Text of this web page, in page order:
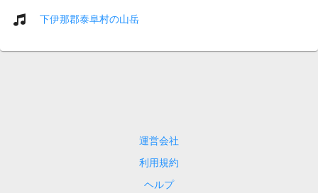
下伊那郡泰阜村の山岳
運営会社
利用規約
ヘルプ